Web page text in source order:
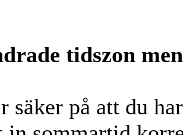
tidszon
säker på att du